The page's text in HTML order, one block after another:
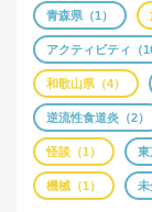
青森県（1）
アクティビティ（
和歌山県（4）
逆流性食道炎（2）
怪談（1） 東
機械（1） 未